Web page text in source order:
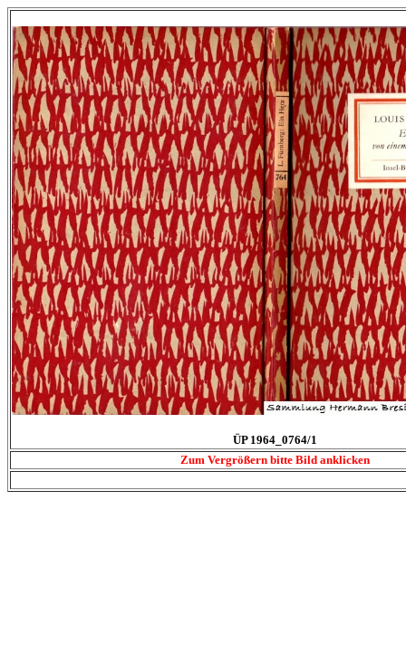
ÜP 1964_0764/1
Zum Vergrößern bitte Bild anklicken